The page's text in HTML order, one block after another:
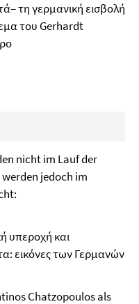
τη γερμανική εισβολή
του Gerhardt
nicht im Lauf der
jedoch im
υπεροχή και
εικόνες των Γερμανών
Chatzopoulos als